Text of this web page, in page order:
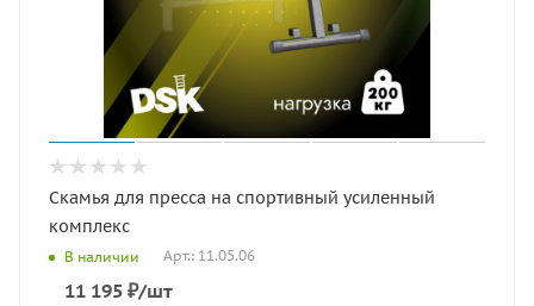
Скамья для пресса на спортивный усиленный
комплекс
В наличии Арт.: 11.05.06
11 195 ₽/шт